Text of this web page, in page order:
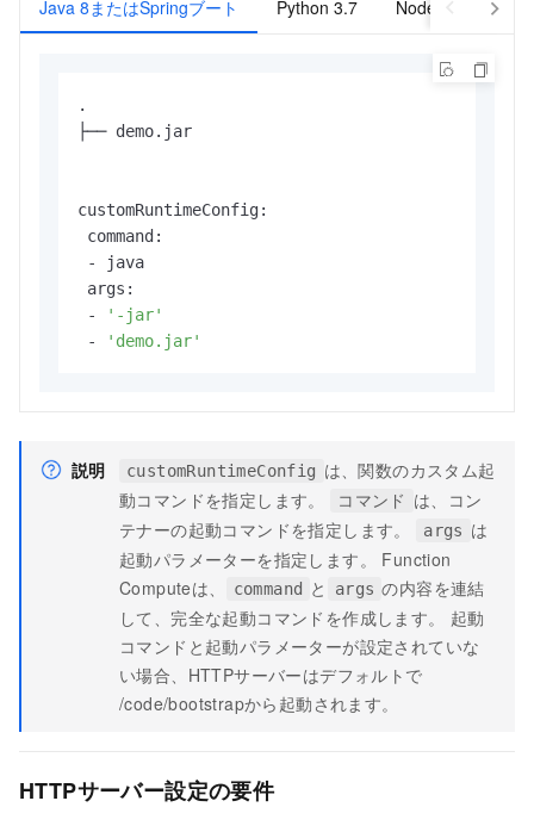
Java 8またはSpringブート Python 3.7 Node.js 10
.
├── demo.jar
customRuntimeConfig:
command:
- java
args:
-
'-jar'
-
'demo.jar'
説明 customRuntimeConfig は、関数のカスタム起
動コマンドを指定します。
コマンド
は、コン
テナーの起動コマンドを指定します。
args は
起動パラメーターを指定します。 Function
Computeは、 command と args の内容を連結
して、完全な起動コマンドを作成します。 起動
コマンドと起動パラメーターが設定されていな
い場合、HTTPサーバーはデフォルトで
/code/bootstrapから起動されます。
HTTPサーバー設定の要件